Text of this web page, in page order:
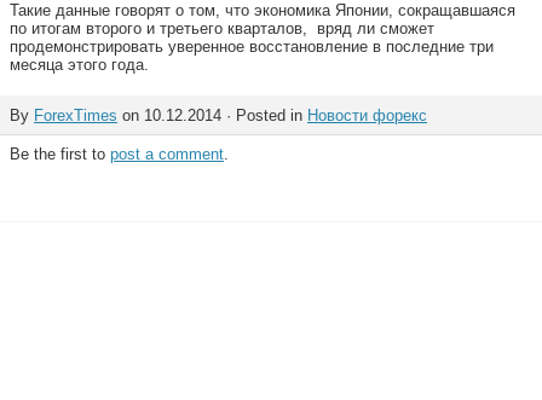
Такие данные говорят о том, что экономика Японии, сокращавшаяся
по итогам второго и третьего кварталов, вряд ли сможет
продемонстрировать уверенное восстановление в последние три
месяца этого года.
By ForexTimes on 10.12.2014 · Posted in Новости форекс
Be the first to post a comment.